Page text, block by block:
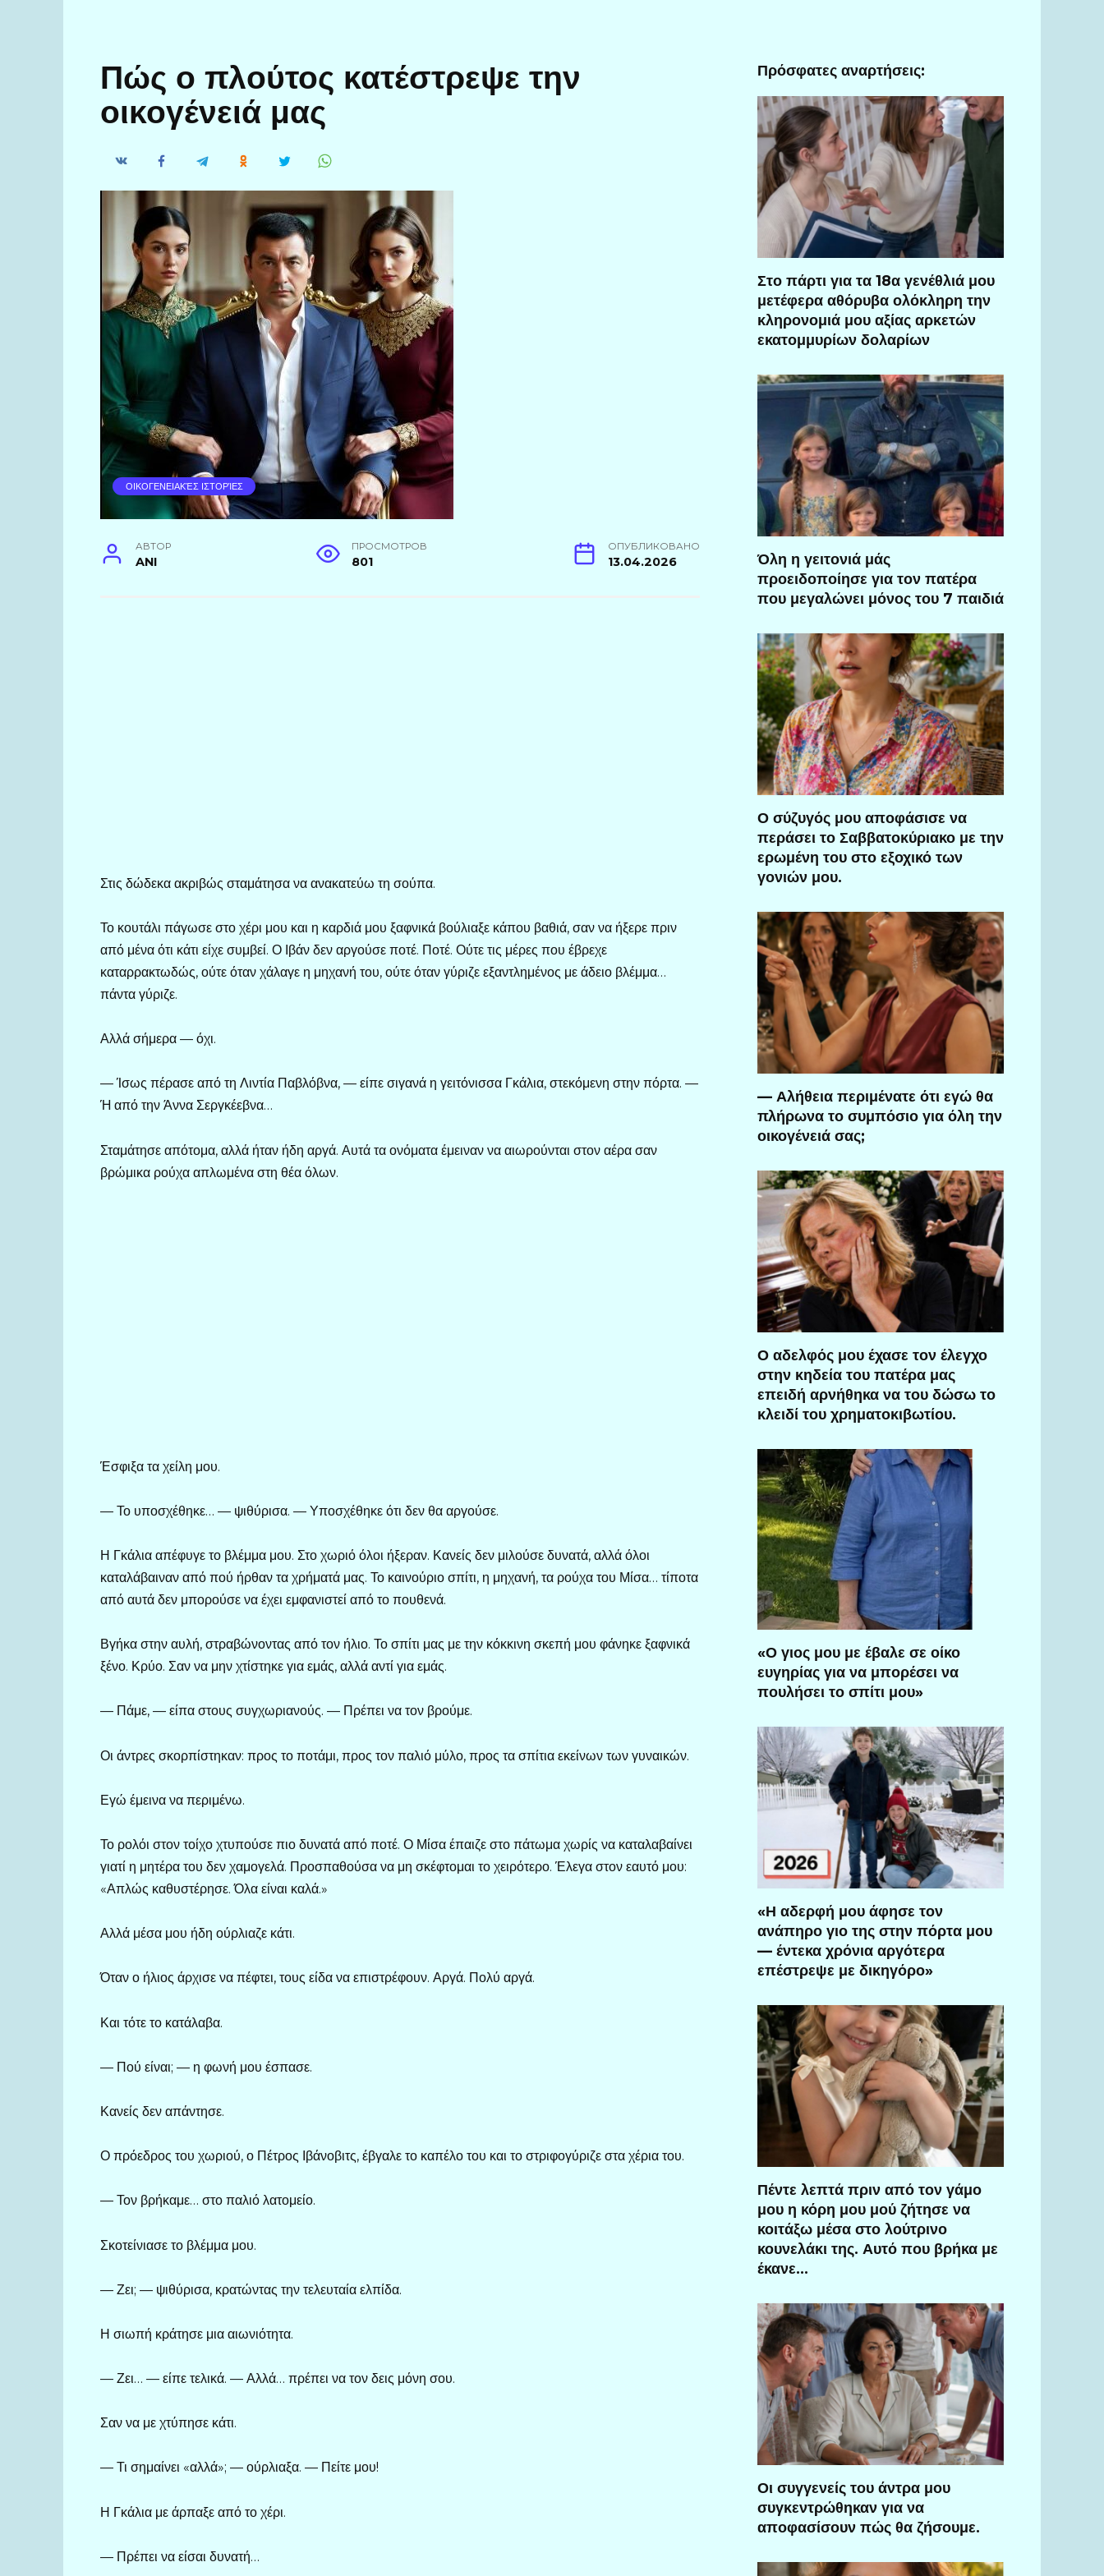
Πώς ο πλούτος κατέστρεψε την
οικογένειά μας
ΟΙΚΟΓΕΝΕΙΑΚΈΣ ΙΣΤΟΡΊΕΣ
АВТОР
ANI
ПРОСМОТРОВ
801
ОПУБЛИКОВАНО
13.04.2026
Στις δώδεκα ακριβώς σταμάτησα να ανακατεύω τη σούπα.
Το κουτάλι πάγωσε στο χέρι μου και η καρδιά μου ξαφνικά βούλιαξε κάπου βαθιά, σαν να ήξερε πριν
από μένα ότι κάτι είχε συμβεί. Ο Ιβάν δεν αργούσε ποτέ. Ποτέ. Ούτε τις μέρες που έβρεχε
καταρρακτωδώς, ούτε όταν χάλαγε η μηχανή του, ούτε όταν γύριζε εξαντλημένος με άδειο βλέμμα…
πάντα γύριζε.
Αλλά σήμερα — όχι.
— Ίσως πέρασε από τη Λιντία Παβλόβνα, — είπε σιγανά η γειτόνισσα Γκάλια, στεκόμενη στην πόρτα. —
Ή από την Άννα Σεργκέεβνα…
Σταμάτησε απότομα, αλλά ήταν ήδη αργά. Αυτά τα ονόματα έμειναν να αιωρούνται στον αέρα σαν
βρώμικα ρούχα απλωμένα στη θέα όλων.
Έσφιξα τα χείλη μου.
— Το υποσχέθηκε… — ψιθύρισα. — Υποσχέθηκε ότι δεν θα αργούσε.
Η Γκάλια απέφυγε το βλέμμα μου. Στο χωριό όλοι ήξεραν. Κανείς δεν μιλούσε δυνατά, αλλά όλοι
καταλάβαιναν από πού ήρθαν τα χρήματά μας. Το καινούριο σπίτι, η μηχανή, τα ρούχα του Μίσα… τίποτα
από αυτά δεν μπορούσε να έχει εμφανιστεί από το πουθενά.
Βγήκα στην αυλή, στραβώνοντας από τον ήλιο. Το σπίτι μας με την κόκκινη σκεπή μου φάνηκε ξαφνικά
ξένο. Κρύο. Σαν να μην χτίστηκε για εμάς, αλλά αντί για εμάς.
— Πάμε, — είπα στους συγχωριανούς. — Πρέπει να τον βρούμε.
Οι άντρες σκορπίστηκαν: προς το ποτάμι, προς τον παλιό μύλο, προς τα σπίτια εκείνων των γυναικών.
Εγώ έμεινα να περιμένω.
Το ρολόι στον τοίχο χτυπούσε πιο δυνατά από ποτέ. Ο Μίσα έπαιζε στο πάτωμα χωρίς να καταλαβαίνει
γιατί η μητέρα του δεν χαμογελά. Προσπαθούσα να μη σκέφτομαι το χειρότερο. Έλεγα στον εαυτό μου:
«Απλώς καθυστέρησε. Όλα είναι καλά.»
Αλλά μέσα μου ήδη ούρλιαζε κάτι.
Όταν ο ήλιος άρχισε να πέφτει, τους είδα να επιστρέφουν. Αργά. Πολύ αργά.
Και τότε το κατάλαβα.
— Πού είναι; — η φωνή μου έσπασε.
Κανείς δεν απάντησε.
Ο πρόεδρος του χωριού, ο Πέτρος Ιβάνοβιτς, έβγαλε το καπέλο του και το στριφογύριζε στα χέρια του.
— Τον βρήκαμε… στο παλιό λατομείο.
Σκοτείνιασε το βλέμμα μου.
— Ζει; — ψιθύρισα, κρατώντας την τελευταία ελπίδα.
Η σιωπή κράτησε μια αιωνιότητα.
— Ζει… — είπε τελικά. — Αλλά… πρέπει να τον δεις μόνη σου.
Σαν να με χτύπησε κάτι.
— Τι σημαίνει «αλλά»; — ούρλιαξα. — Πείτε μου!
Η Γκάλια με άρπαξε από το χέρι.
— Πρέπει να είσαι δυνατή…
Πρόσφατες αναρτήσεις:
Στο πάρτι για τα 18α γενέθλιά μου
μετέφερα αθόρυβα ολόκληρη την
κληρονομιά μου αξίας αρκετών
εκατομμυρίων δολαρίων
Όλη η γειτονιά μάς
προειδοποίησε για τον πατέρα
που μεγαλώνει μόνος του 7 παιδιά
Ο σύζυγός μου αποφάσισε να
περάσει το Σαββατοκύριακο με την
ερωμένη του στο εξοχικό των
γονιών μου.
— Αλήθεια περιμένατε ότι εγώ θα
πλήρωνα το συμπόσιο για όλη την
οικογένειά σας;
Ο αδελφός μου έχασε τον έλεγχο
στην κηδεία του πατέρα μας
επειδή αρνήθηκα να του δώσω το
κλειδί του χρηματοκιβωτίου.
«Ο γιος μου με έβαλε σε οίκο
ευγηρίας για να μπορέσει να
πουλήσει το σπίτι μου»
«Η αδερφή μου άφησε τον
ανάπηρο γιο της στην πόρτα μου
— έντεκα χρόνια αργότερα
επέστρεψε με δικηγόρο»
Πέντε λεπτά πριν από τον γάμο
μου η κόρη μου μού ζήτησε να
κοιτάξω μέσα στο λούτρινο
κουνελάκι της. Αυτό που βρήκα με
έκανε…
Οι συγγενείς του άντρα μου
συγκεντρώθηκαν για να
αποφασίσουν πώς θα ζήσουμε.